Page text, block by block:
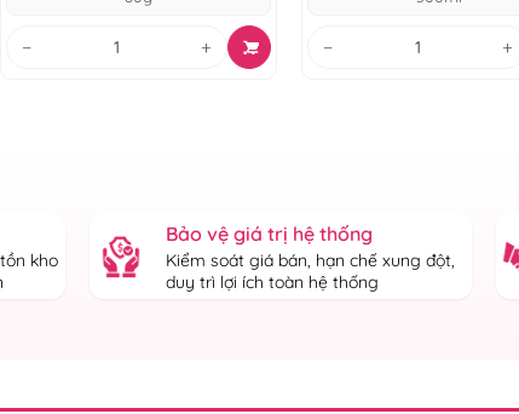
− + − +
kho
Bảo vệ giá trị hệ thống
Kiểm soát giá bán, hạn chế xung đột,
duy trì lợi ích toàn hệ thống